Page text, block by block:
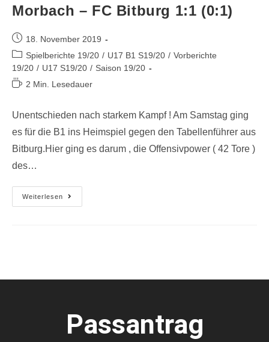
Morbach – FC Bitburg 1:1 (0:1)
18. November 2019
Spielberichte 19/20 / U17 B1 S19/20 / Vorberichte
19/20 / U17 S19/20 / Saison 19/20
2 Min. Lesedauer
Unentschieden nach starkem Kampf ! Am Samstag ging
es für die B1 ins Heimspiel gegen den Tabellenführer aus
Bitburg.Hier ging es darum , die Offensivpower ( 42 Tore )
des…
Weiterlesen
Passantrag